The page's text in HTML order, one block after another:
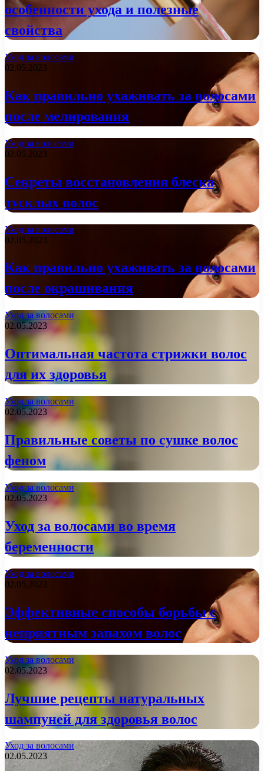
особенности ухода и полезные
свойства
Уход за волосами
02.05.2023
Как правильно ухаживать за волосами
после мелирования
Уход за волосами
02.05.2023
Секреты восстановления блеска
тусклых волос
Уход за волосами
02.05.2023
Как правильно ухаживать за волосами
после окрашивания
Уход за волосами
02.05.2023
Оптимальная частота стрижки волос
для их здоровья
Уход за волосами
02.05.2023
Правильные советы по сушке волос
феном
Уход за волосами
02.05.2023
Уход за волосами во время
беременности
Уход за волосами
02.05.2023
Эффективные способы борьбы с
неприятным запахом волос
Уход за волосами
02.05.2023
Лучшие рецепты натуральных
шампуней для здоровья волос
Уход за волосами
02.05.2023